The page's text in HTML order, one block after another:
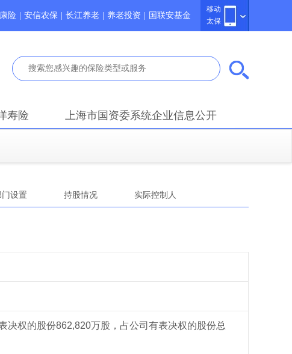
移动
太保
险 安信农保 长江养老 养老投资 国联安基金
寿险 上海市国资委系统企业信息公开
门设置 持股情况 实际控制人
决权的股份862,820万股，占公司有表决权的股份总